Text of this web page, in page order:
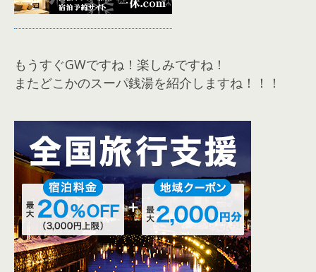
もうすぐGWですね！楽しみですね！
またどこかのスーパ銭湯を紹介しますね！！！